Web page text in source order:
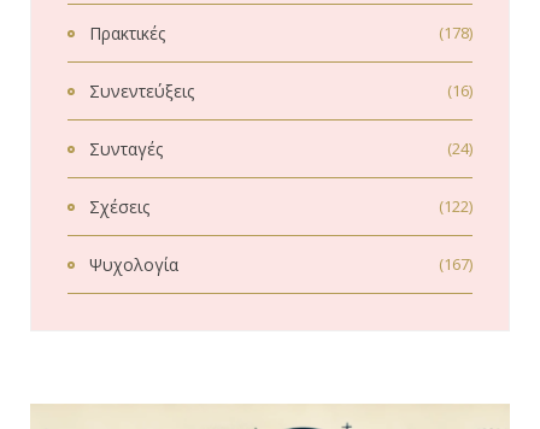
Πρακτικές (178)
Συνεντεύξεις (16)
Συνταγές (24)
Σχέσεις (122)
Ψυχολογία (167)